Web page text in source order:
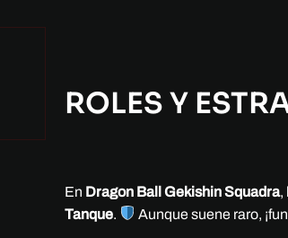
ROLES Y
En Dragon Ball Gekishin Squadra,
Tanque. Aunque suene raro,